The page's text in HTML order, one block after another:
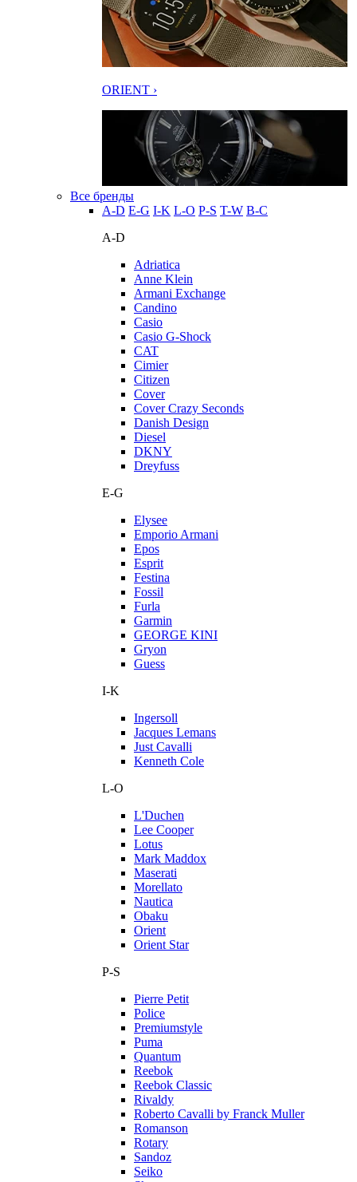
ORIENT ›
Все бренды
A-D E-G I-K L-O P-S T-W В-С
A-D
Adriatica
Anne Klein
Armani Exchange
Candino
Casio
Casio G-Shock
CAT
Cimier
Citizen
Cover
Cover Crazy Seconds
Danish Design
Diesel
DKNY
Dreyfuss
E-G
Elysee
Emporio Armani
Epos
Esprit
Festina
Fossil
Furla
Garmin
GEORGE KINI
Gryon
Guess
I-K
Ingersoll
Jacques Lemans
Just Cavalli
Kenneth Cole
L-O
L'Duchen
Lee Cooper
Lotus
Mark Maddox
Maserati
Morellato
Nautica
Obaku
Orient
Orient Star
P-S
Pierre Petit
Police
Premiumstyle
Puma
Quantum
Reebok
Reebok Classic
Rivaldy
Roberto Cavalli by Franck Muller
Romanson
Rotary
Sandoz
Seiko